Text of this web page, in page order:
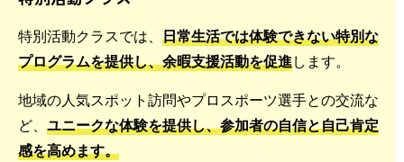
特別活動クラスでは、 日常生活では体験できない特別な
プログラムを提供し、余暇支援活動を促進します。
地域の人気スポット訪問やプロスポーツ選手との交流な
ど、 ユニークな体験を提供し、参加者の自信と自己肯定
感を高めます。